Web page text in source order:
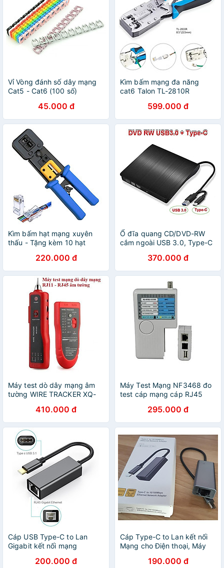
Vỉ Vòng đánh số dây mạng
Cat5 - Cat6 (100 số)
45.000 đ
Kìm bấm mạng đa năng
cat6 Talon TL-2810R
599.000 đ
Kìm bấm hạt mạng xuyên
thấu - Tặng kèm 10 hạt
220.000 đ
Ổ đĩa quang CD/DVD-RW
cắm ngoài USB 3.0, Type-C
370.000 đ
Máy test dò dây mạng âm
tường WIRE TRACKER XQ-
410.000 đ
Máy Test Mạng NF3468 đo
test cáp mạng cáp RJ45
chuyên nghiệp295.000 đ
Cáp USB Type-C to Lan
Gigabit kết nối mạng
200.000 đ
Cáp Type-C to Lan kết nối
Mạng cho Điện thoại, Máy
190.000 đ